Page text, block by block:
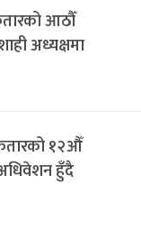
आठौँ
अध्यक्षमा
१२औँ
हुँदै